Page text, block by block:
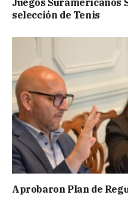
selección de Tenis
Aprobaron Plan de